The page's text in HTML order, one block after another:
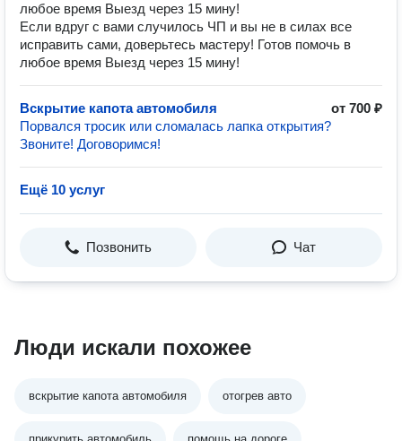
любое время Выезд через 15 мину!
Если вдруг с вами случилось ЧП и вы не в силах все
исправить сами, доверьтесь мастеру! Готов помочь в
любое время Выезд через 15 мину!
Вскрытие капота автомобиля
от 700 ₽
Порвался тросик или сломалась лапка открытия?
Звоните! Договоримся!
Ещё 10 услуг
Позвонить Чат
Люди искали похожее
вскрытие капота автомобиля отогрев авто